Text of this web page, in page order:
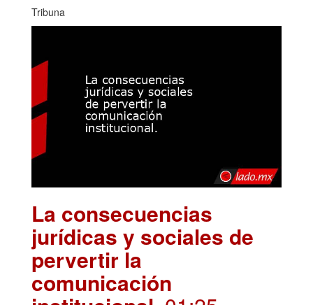
Tribuna
La consecuencias
jurídicas y sociales de
pervertir la
comunicación